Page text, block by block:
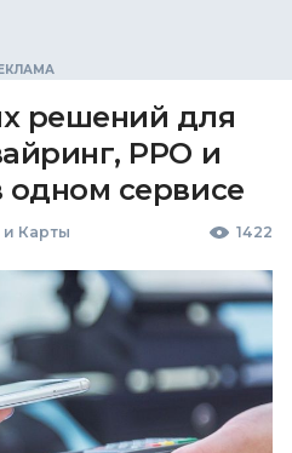
решений для
РРО и
одном сервисе
Карты 1422